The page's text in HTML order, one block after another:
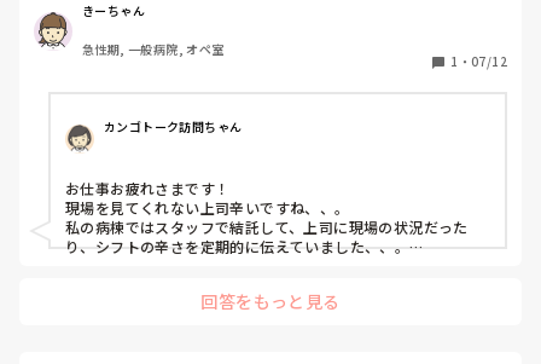
神科に挑戦したいと考えております。
また、これは甘い考え方だとは充分分かっておりますが、精
神科病院は手術室がありません。手術室が向いてないという
いのです。例え総合病院への入職が出来たとしても｢手術室
経験あるよね｣っていう理由で手術室へと飛ばされる可能性
が高いです。手術室になると合わなすぎることでまた鬱を繰
ハローワークで療養型病院・精神科病院など色々求人も出し
てもらいましたが、圧迫面接がかなりのトラウマになってい
るせいか、｢どうせ経歴しか見てないんだろう。書類選考で
だからこそ、説明会で出会った看護部長からのお言葉が嬉し
きーちゃん
急性期, 一般病院, オペ室
1 ・ 07/12
カンゴトーク訪問ちゃん
お仕事お疲れさまです！
現場を見てくれない上司辛いですね、、。
私の病棟ではスタッフで結託して、上司に現場の状況だった
り、シフトの辛さを定期的に伝えていました、、。
回答をもっと見る